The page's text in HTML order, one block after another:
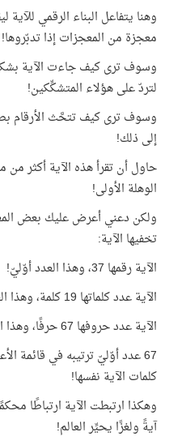
وهنا يتفاعل البناء الرقمي
معجزة من المعجزات إذا تدبّروها!
وسوف ترى كيف جاءت الآية
لتردّ على هؤلاء المتشكِّكين!
وسوف ترى كيف تتحَّث الأرقام
إلى ذلك!
حاول أن تقرأ هذه الآية أكثر
الوهلة الأولى!
ولكن دعني أعرض عليك بعض
تخفيها الآية:
الآية رقمها 37، وهذا العدد أوّليّ!
الآية عدد كلماتها 19 كلمة، وهذا العدد أوَّليّ!
الآية عدد حروفها 67 حرفًا، وهذا العدد أوَّليّ!
كلمات الآية نفسها!
وهكذا ارتبطت الآية ارتباطًا
آيةً ولغزًا يحيِّر العالم!